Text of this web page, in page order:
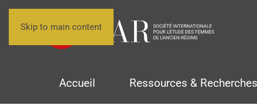
Skip to main content
Accueil Ressources & Recherches